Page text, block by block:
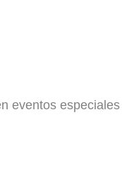
eventos especiales